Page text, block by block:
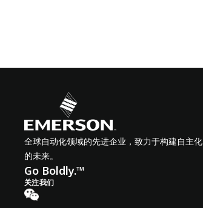
全球自动化领域的先进企业，致力于构建自主化
的未来。
Go Boldly.™
关注我们